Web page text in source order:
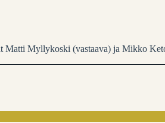
Matti Myllykoski (vastaava) ja Mikko